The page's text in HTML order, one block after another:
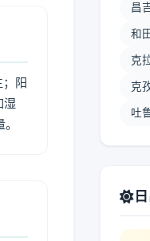
阳
湿
昌
和
克
克
吐